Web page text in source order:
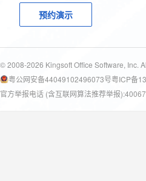
预约演示
© 2008-2026 Kingsoft Office Software, Inc.
粤公网安备44049102496073号粤ICP备
官方举报电话 (含互联网算法推荐举报